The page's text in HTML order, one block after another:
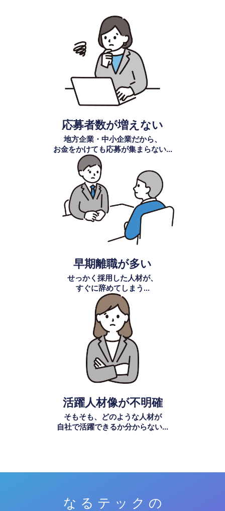
応募者数が増えない
地方企業・中小企業だから、
お金をかけても応募が集まらない...
早期離職が多い
せっかく採用した人材が、
すぐに辞めてしまう...
活躍人材像が不明確
そもそも、どのような人材が
自社で活躍できるか分からない...
なるテックの